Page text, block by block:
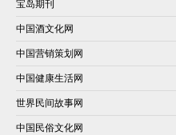
宝岛期刊
中国酒文化网
中国营销策划网
中国健康生活网
世界民间故事网
中国民俗文化网